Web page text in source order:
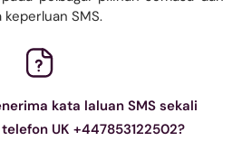
SMS.
kata laluan SMS sekali
UK +447853122502?